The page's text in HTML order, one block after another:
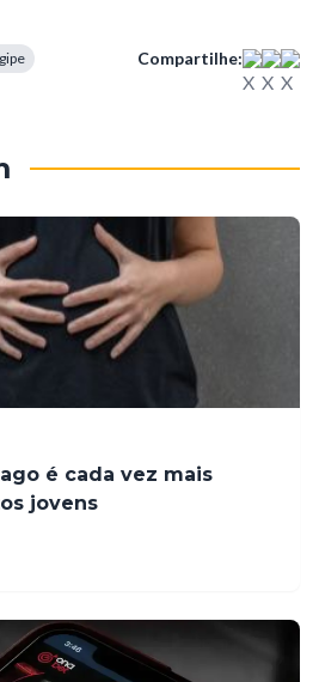
Compartilhe:
é cada vez mais
jovens